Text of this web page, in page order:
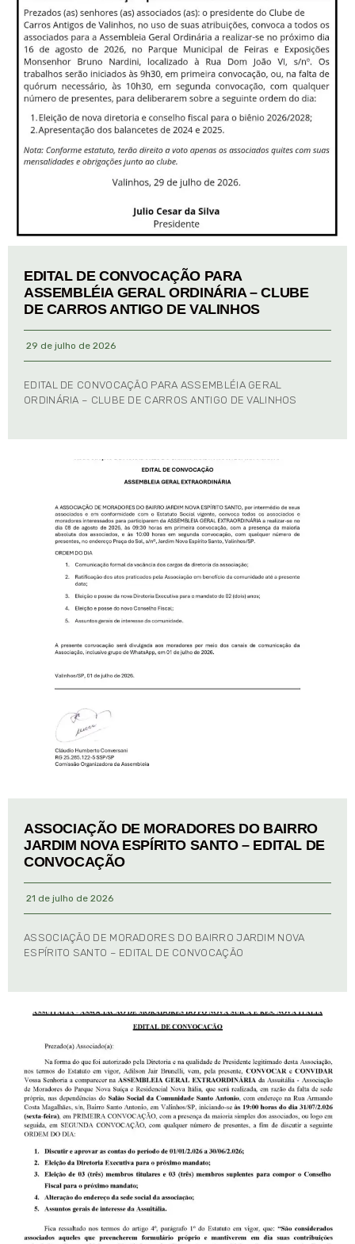
EDITAL DE CONVOCAÇÃO PARA
ASSEMBLÉIA GERAL ORDINÁRIA – CLUBE
DE CARROS ANTIGO DE VALINHOS
29 de julho de 2026
EDITAL DE CONVOCAÇÃO PARA ASSEMBLÉIA GERAL
ORDINÁRIA – CLUBE DE CARROS ANTIGO DE VALINHOS
ASSOCIAÇÃO DE MORADORES DO BAIRRO
JARDIM NOVA ESPÍRITO SANTO – EDITAL DE
CONVOCAÇÃO
21 de julho de 2026
ASSOCIAÇÃO DE MORADORES DO BAIRRO JARDIM NOVA
ESPÍRITO SANTO – EDITAL DE CONVOCAÇÃO